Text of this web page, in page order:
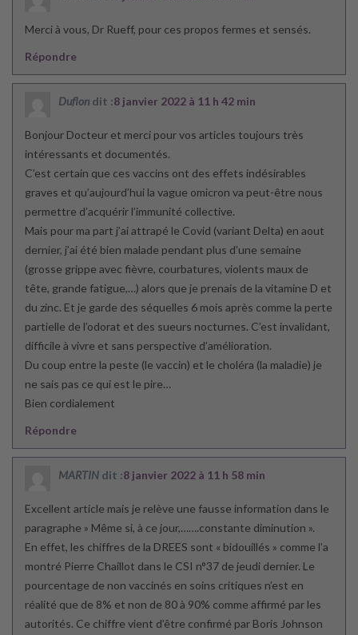
Merci à vous, Dr Rueff, pour ces propos fermes et sensés.
Répondre
Duflon dit :8 janvier 2022 à 11 h 42 min
Bonjour Docteur et merci pour vos articles toujours très
intéressants et documentés.
C’est certain que ces vaccins ont des effets indésirables
graves et qu’aujourd’hui la vague omicron va peut-être nous
permettre d’acquérir l’immunité collective.
Mais pour ma part j’ai attrapé le Covid (variant Delta) en aout
dernier, j’ai été bien malade pendant plus d’une semaine
(grosse grippe avec fièvre, courbatures, violents maux de
tête, grande fatigue,…) alors que je prenais de la vitamine D et
du zinc. Et je garde des séquelles 6 mois après comme la perte
partielle de l’odorat et des sueurs nocturnes. C’est invalidant,
difficile à vivre et sans perspective d’amélioration.
Du coup entre la peste (le vaccin) et le choléra (la maladie) je
ne sais pas ce qui est le pire…
Bien cordialement
Répondre
MARTIN dit :8 janvier 2022 à 11 h 58 min
Excellent article mais je relève une fausse information dans le
paragraphe » Même si, à ce jour,…….constante diminution ».
En effet, les chiffres de la DREES sont « bidouillés » comme l’a
montré Pierre Chaillot dans le CSI n°37 de jeudi dernier. Le
pourcentage de non vaccinés en soins critiques n’est en
réalité que de 8% et non de 80 à 90% comme affirmé par les
autorités. Ce chiffre vient d’être confirmé par Boris Johnson